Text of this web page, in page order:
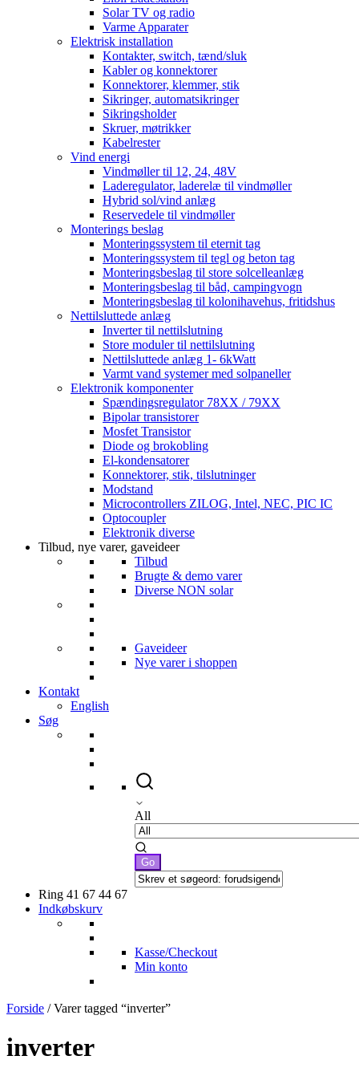
Solar TV og radio
Varme Apparater
Elektrisk installation
Kontakter, switch, tænd/sluk
Kabler og konnektorer
Konnektorer, klemmer, stik
Sikringer, automatsikringer
Sikringsholder
Skruer, møtrikker
Kabelrester
Vind energi
Vindmøller til 12, 24, 48V
Laderegulator, laderelæ til vindmøller
Hybrid sol/vind anlæg
Reservedele til vindmøller
Monterings beslag
Monteringssystem til eternit tag
Monteringssystem til tegl og beton tag
Monteringsbeslag til store solcelleanlæg
Monteringsbeslag til båd, campingvogn
Monteringsbeslag til kolonihavehus, fritidshus
Nettilsluttede anlæg
Inverter til nettilslutning
Store moduler til nettilslutning
Nettilsluttede anlæg 1- 6kWatt
Varmt vand systemer med solpaneller
Elektronik komponenter
Spændingsregulator 78XX / 79XX
Bipolar transistorer
Mosfet Transistor
Diode og brokobling
El-kondensatorer
Konnektorer, stik, tilslutninger
Modstand
Microcontrollers ZILOG, Intel, NEC, PIC IC
Optocoupler
Elektronik diverse
Tilbud, nye varer, gaveideer
Tilbud
Brugte & demo varer
Diverse NON solar
Gaveideer
Nye varer i shoppen
Kontakt
English
Søg
All
Ring 41 67 44 67
Indkøbskurv
Kasse/Checkout
Min konto
Forside / Varer tagged “inverter”
inverter